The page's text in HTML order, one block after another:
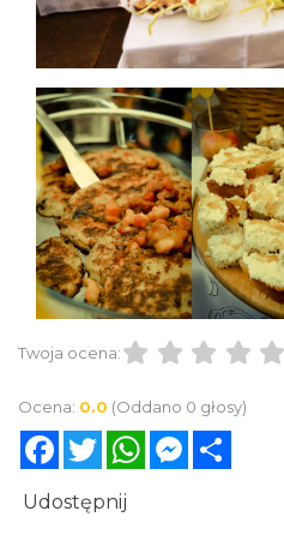
Twoja ocena:
Ocena: 0.0 (Oddano 0 głosy)
FacebookTwitterWhatsAppMessenger
Udostępnij